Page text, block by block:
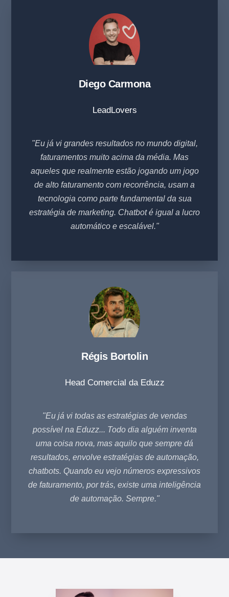
Diego Carmona
LeadLovers
"Eu já vi grandes resultados no mundo digital,
faturamentos muito acima da média. Mas
aqueles que realmente estão jogando um jogo
de alto faturamento com recorrência, usam a
tecnologia como parte fundamental da sua
estratégia de marketing. Chatbot é igual a lucro
automático e escalável."
Régis Bortolin
Head Comercial da Eduzz
"Eu já vi todas as estratégias de vendas
possível na Eduzz... Todo dia alguém inventa
uma coisa nova, mas aquilo que sempre dá
resultados, envolve estratégias de automação,
chatbots. Quando eu vejo números expressivos
de faturamento, por trás, existe uma inteligência
de automação. Sempre."